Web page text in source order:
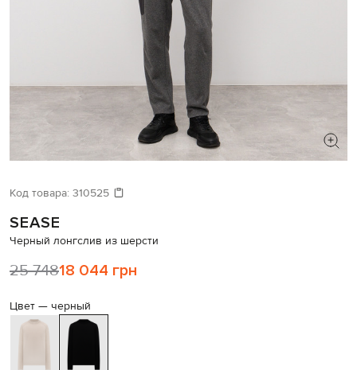
Давайте подберем что-то еще
Похожие товары
Код товара: 310525
SEASE
Черный лонгслив из шерсти
25 74818 044 грн
Цвет — черный